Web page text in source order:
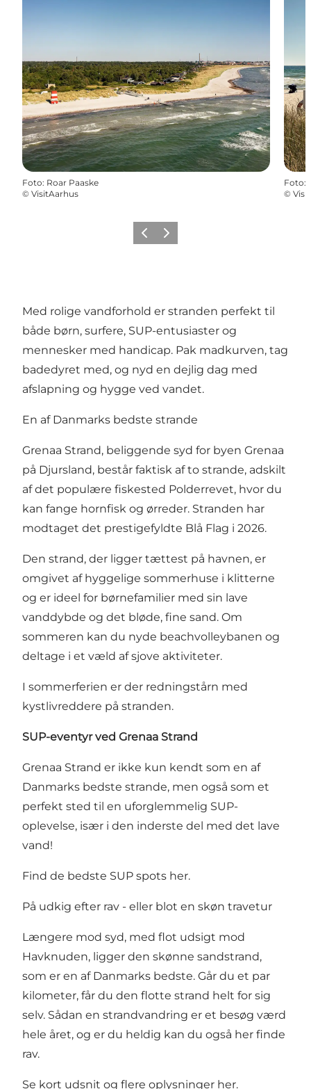
Foto: Roar Paaske
© VisitAarhus
Foto:
©
ForrigeNæste
Med rolige vandforhold er stranden perfekt til
både børn, surfere, SUP-entusiaster og
mennesker med handicap. Pak madkurven, tag
badedyret med, og nyd en dejlig dag med
afslapning og hygge ved vandet.
En af Danmarks bedste strande
Grenaa Strand, beliggende syd for byen Grenaa
på Djursland, består faktisk af to strande, adskilt
af det populære fiskested Polderrevet, hvor du
kan fange hornfisk og ørreder. Stranden har
modtaget det prestigefyldte Blå Flag i 2026.
Den strand, der ligger tættest på havnen, er
omgivet af hyggelige sommerhuse i klitterne
og er ideel for børnefamilier med sin lave
vanddybde og det bløde, fine sand. Om
sommeren kan du nyde beachvolleybanen og
deltage i et væld af sjove aktiviteter.
I sommerferien er der redningstårn med
kystlivreddere på stranden.
SUP-eventyr ved Grenaa Strand
Grenaa Strand er ikke kun kendt som en af
Danmarks bedste strande, men også som et
perfekt sted til en uforglemmelig SUP-
oplevelse, især i den inderste del med det lave
vand!
Find de bedste SUP spots her.
På udkig efter rav - eller blot en skøn travetur
Længere mod syd, med flot udsigt mod
Havknuden, ligger den skønne sandstrand,
som er en af Danmarks bedste. Går du et par
kilometer, får du den flotte strand helt for sig
selv. Sådan en strandvandring er et besøg værd
hele året, og er du heldig kan du også her finde
rav.
Se kort udsnit og flere oplysninger her.